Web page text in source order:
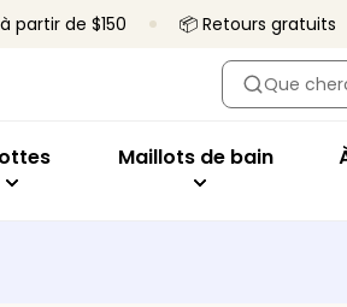
partir de $150 📦 Retours gratuits
Que
minimiseur
taille haute
et shortys
Maillots de bain
Acheter par modèle
Hauts de bikini
Maillots 1 pièce
Bas de bikini